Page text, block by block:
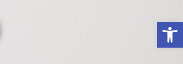
פתח סרגל נגישות